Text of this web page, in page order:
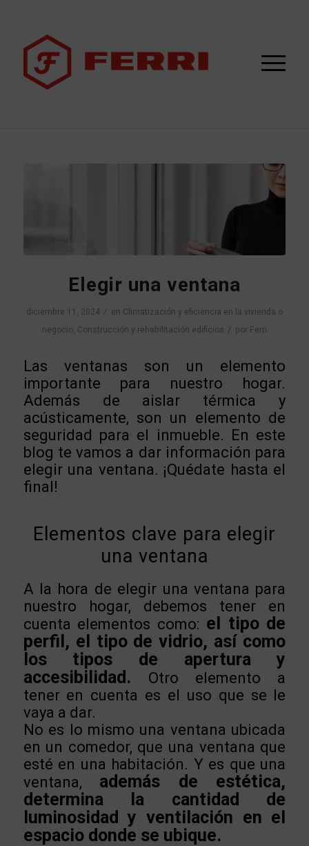
Elegir una ventana
diciembre 11, 2024 / en Climatización y eficiencia en la vivienda o
negocio, Construcción y rehabilitación edificios / por Ferri
Las ventanas son un elemento
importante para nuestro hogar.
Además de aislar térmica y
acústicamente, son un elemento de
seguridad para el inmueble. En este
blog te vamos a dar información para
elegir una ventana. ¡Quédate hasta el
final!
Elementos clave para elegir
una ventana
A la hora de elegir una ventana para
nuestro hogar, debemos tener en
cuenta elementos como: e l tipo de
perfil, el tipo de vidrio, así como
los tipos de apertura y
accesibilidad.
Otro elemento a
tener en cuenta es el uso que se le
vaya a dar.
No es lo mismo una ventana ubicada
en un comedor, que una ventana que
esté en una habitación. Y es que una
ventana, además de estética,
determina la cantidad de
luminosidad y ventilación en el
espacio donde se ubique.